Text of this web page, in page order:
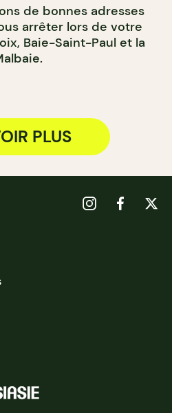
de bonnes adresses
arrêter lors de votre
Baie-Saint-Paul et la
PLUS